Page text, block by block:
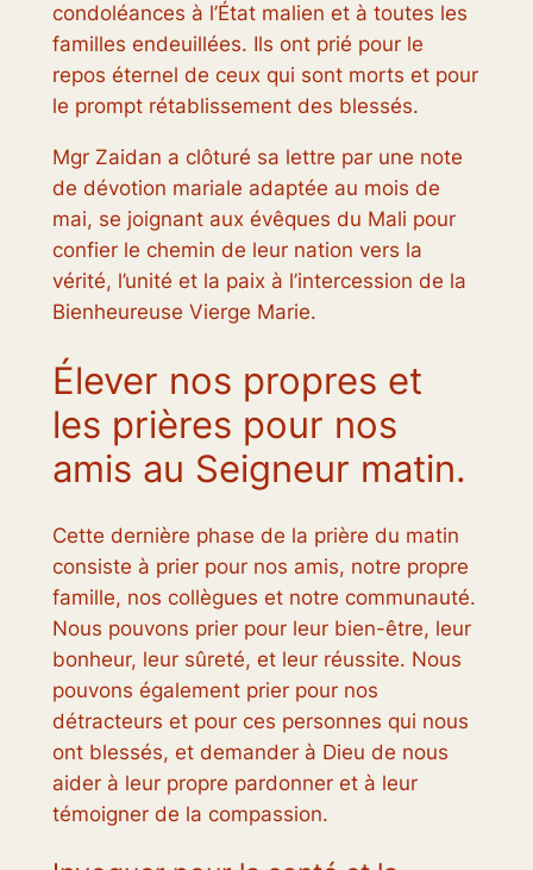
condoléances à l’État malien et à toutes les
familles endeuillées. Ils ont prié pour le
repos éternel de ceux qui sont morts et pour
le prompt rétablissement des blessés.
Mgr Zaidan a clôturé sa lettre par une note
de dévotion mariale adaptée au mois de
mai, se joignant aux évêques du Mali pour
confier le chemin de leur nation vers la
vérité, l’unité et la paix à l’intercession de la
Bienheureuse Vierge Marie.
Élever nos propres et
les prières pour nos
amis au Seigneur matin.
Cette dernière phase de la prière du matin
consiste à prier pour nos amis, notre propre
famille, nos collègues et notre communauté.
Nous pouvons prier pour leur bien-être, leur
bonheur, leur sûreté, et leur réussite. Nous
pouvons également prier pour nos
détracteurs et pour ces personnes qui nous
ont blessés, et demander à Dieu de nous
aider à leur propre pardonner et à leur
témoigner de la compassion.